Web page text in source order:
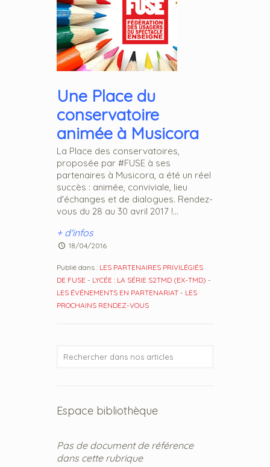
Une Place du
conservatoire
animée à Musicora
La Place des conservatoires,
proposée par #FUSE à ses
partenaires à Musicora, a été un réel
succès : animée, conviviale, lieu
d'échanges et de dialogues. Rendez-
vous du 28 au 30 avril 2017 !...
+ d'infos
18/04/2016
Publié dans : LES PARTENAIRES PRIVILÉGIÉS
DE FUSE - LYCÉE : LA SÉRIE S2TMD (EX-TMD) -
LES ÉVÉNEMENTS EN PARTENARIAT - LES
PROCHAINS RENDEZ-VOUS
Espace bibliothèque
Pas de document de référence
dans cette rubrique